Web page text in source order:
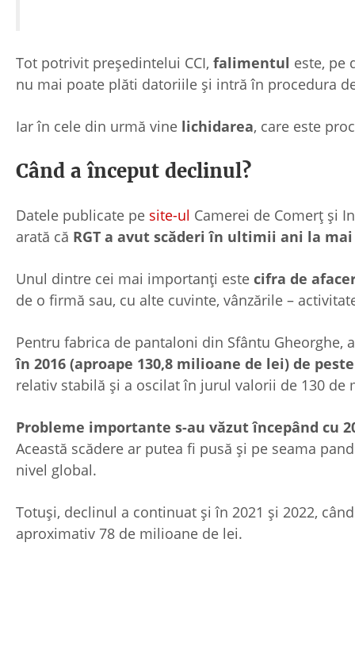
Tot potrivit președintelui CCI, falimentul este, pe
nu mai poate plăti datoriile și intră în procedura
Iar în cele din urmă vine lichidarea, care este
Când a început declinul?
Datele publicate pe site-ul Camerei de Comerț și
arată că RGT a avut scăderi în ultimii ani la
Unul dintre cei mai importanți este cifra de
de o firmă sau, cu alte cuvinte, vânzările –
Pentru fabrica de pantaloni din Sfântu Gheorghe,
în 2016 (aproape 130,8 milioane de lei) de
relativ stabilă și a oscilat în jurul valorii de 130 de
Probleme importante s-au văzut începând cu
Această scădere ar putea fi pusă și pe seama
nivel global.
Totuși, declinul a continuat și în 2021 și 2022,
aproximativ 78 de milioane de lei.